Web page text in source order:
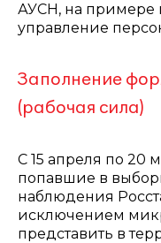
АУСН, на примере
управление
Заполнение
(рабочая сила)
С 15 апреля по 20
попавшие в
наблюдения
исключением
представить в